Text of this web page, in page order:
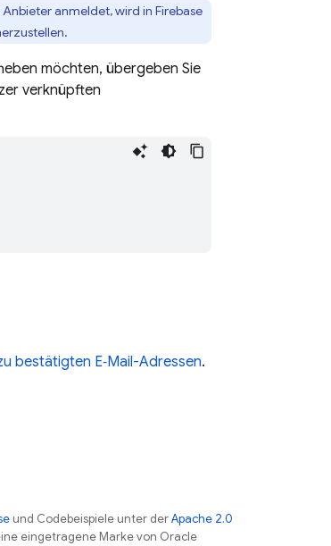
anmeldet, wird in Firebase
möchten, übergeben Sie
verknüpften
bestätigten E‑Mail-Adressen.
und Codebeispiele unter derApache 2.0
eingetragene Marke von Oracle